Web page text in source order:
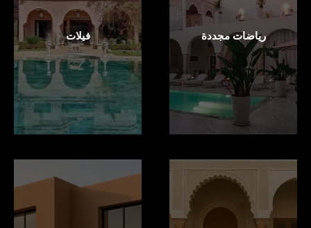
رياضات مجددة فيلات